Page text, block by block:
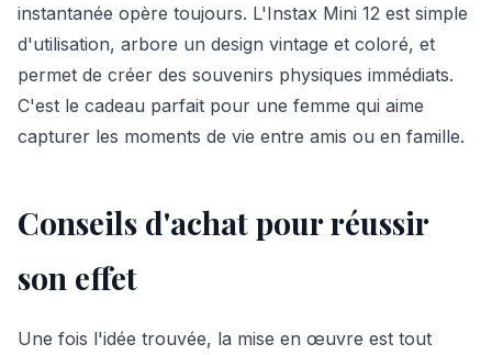
instantanée opère toujours. L'Instax Mini 12 est simple
d'utilisation, arbore un design vintage et coloré, et
permet de créer des souvenirs physiques immédiats.
C'est le cadeau parfait pour une femme qui aime
capturer les moments de vie entre amis ou en famille.
Conseils d'achat pour réussir
son effet
Une fois l'idée trouvée, la mise en œuvre est tout